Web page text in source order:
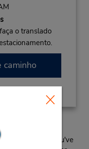
o translado
caminho
car rental, you've